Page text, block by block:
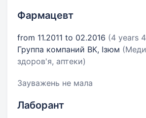
Фармацевт
from 11.2011 to 02.2016 (4 years
Группа компаний ВК, Ізюм
здоров'я, аптеки)
Зауважень не мала
Лаборант